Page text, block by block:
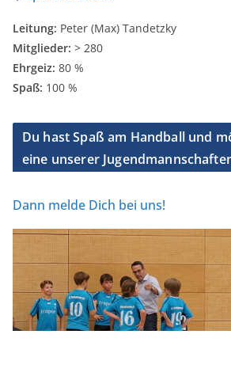
Leitung: Peter (Max) Tandetzky
Mitglieder: > 280
Ehrgeiz: 80 %
Spaß: 100 %
Du hast Spaß am Handball und
eine unserer
Dann melde Dich bei uns!